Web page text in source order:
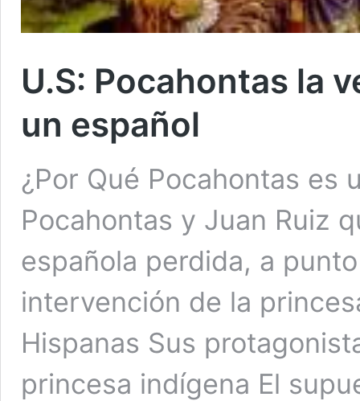
U.S: Pocahontas la
un español
¿Por Qué Pocahontas es
Pocahontas y Juan Ruiz
española perdida, a
intervención de la
Hispanas Sus
princesa indígena El